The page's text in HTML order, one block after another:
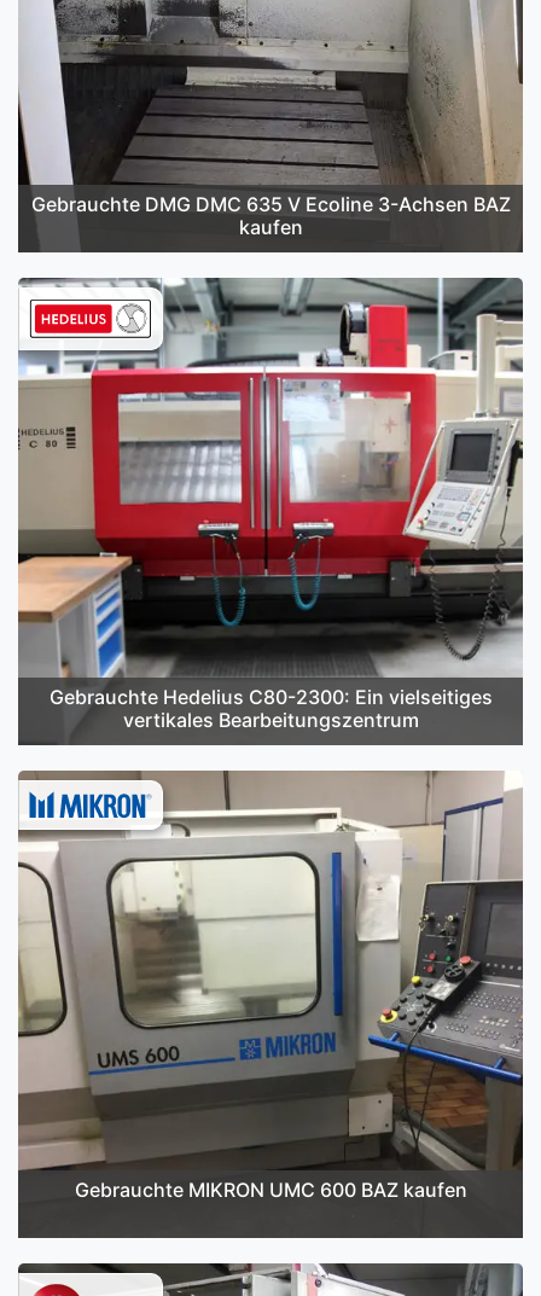
Gebrauchte DMG DMC 635 V Ecoline 3-Achsen BAZ
kaufen
Gebrauchte Hedelius C80-2300: Ein vielseitiges
vertikales Bearbeitungszentrum
Gebrauchte MIKRON UMC 600 BAZ kaufen